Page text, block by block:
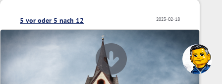
2023-02-18
5 vor oder 5 nach 12